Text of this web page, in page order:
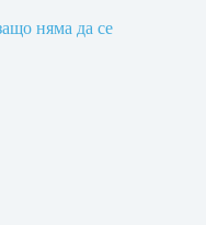
няма да се